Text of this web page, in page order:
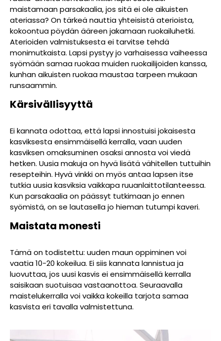
maistamaan parsakaalia, jos sitä ei ole aikuisten
ateriassa? On tärkeä nauttia yhteisistä aterioista,
kokoontua pöydän ääreen jakamaan ruokailuhetki.
Aterioiden valmistuksesta ei tarvitse tehdä
monimutkaista. Lapsi pystyy jo varhaisessa vaiheessa
syömään samaa ruokaa muiden ruokailijoiden kanssa,
kunhan aikuisten ruokaa maustaa tarpeen mukaan
runsaammin.
Kärsivällisyyttä
Ei kannata odottaa, että lapsi innostuisi jokaisesta
kasviksesta ensimmäisellä kerralla, vaan uuden
kasviksen omaksuminen osaksi annosta voi viedä
hetken. Uusia makuja on hyvä lisätä vähitellen tuttuihin
resepteihin. Hyvä vinkki on myös antaa lapsen itse
tutkia uusia kasviksia vaikkapa ruuanlaittotilanteessa.
Kun parsakaalia on päässyt tutkimaan jo ennen
syömistä, on se lautasella jo hieman tutumpi kaveri.
Maistata monesti
Tämä on todistettu: uuden maun oppiminen voi
vaatia 10-20 kokeilua. Ei siis kannata lannistua ja
luovuttaa, jos uusi kasvis ei ensimmäisellä kerralla
saisikaan suotuisaa vastaanottoa. Seuraavalla
maistelukerralla voi vaikka kokeilla tarjota samaa
kasvista eri tavalla valmistettuna.